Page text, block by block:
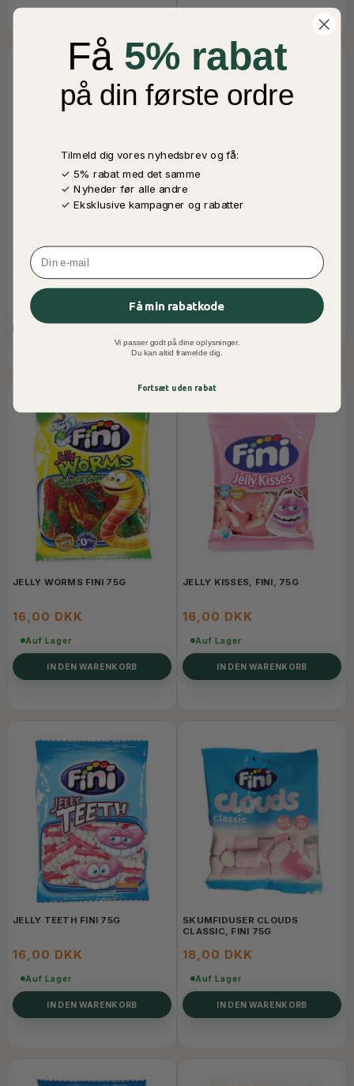
JELLY BANANAS SOUR FINI 75G
16,00 DKK
Auf Lager
JELLY BERRIES, FINI 90G
18,00 DKK
Nicht Auf Lager
JELLY WORMS FINI 75G
16,00 DKK
Auf Lager
IN DEN WARENKORB
JELLY KISSES, FINI, 75G
16,00 DKK
Auf Lager
IN DEN WARENKORB
JELLY TEETH FINI 75G
16,00 DKK
Auf Lager
IN DEN WARENKORB
SKUMFIDUSER CLOUDS
CLASSIC, FINI 75G
18,00 DKK
Auf Lager
IN DEN WARENKORB
Få 5% rabat
på din første ordre
Tilmeld dig vores nyhedsbrev og få:
✓ 5% rabat med det samme
✓ Nyheder før alle andre
✓ Eksklusive kampagner og rabatter
Email
Få min rabatkode
Vi passer godt på dine oplysninger.
Du kan altid framelde dig.
Fortsæt uden rabat